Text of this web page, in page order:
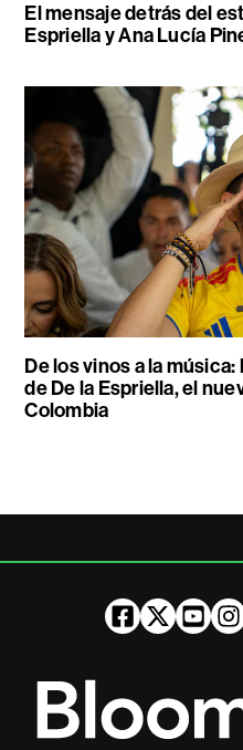
El mensaje detrás del
Espriella y Ana Lucía
De los vinos a la
de De la Espriella, el
Colombia